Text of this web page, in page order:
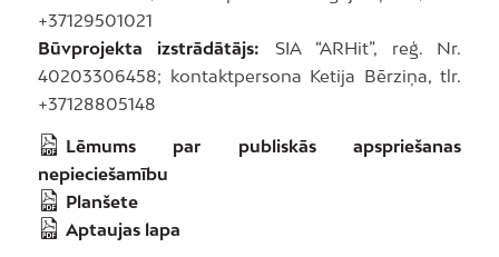
+37129501021
Būvprojekta izstrādātājs: SIA “ARHit”, reģ. Nr.
40203306458; kontaktpersona Ketija Bērziņa, tlr.
+37128805148
Lēmums par publiskās apspriešanas
nepieciešamību
Planšete
Aptaujas lapa